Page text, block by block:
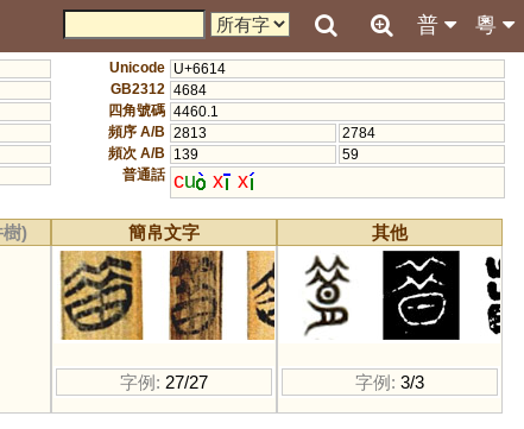
粵
普
Unicode U+6614
GB2312 4684
四角號碼 4460.1
頻序 A/B 2813
2784
頻次 A/B
139
59
普通話 cu x x
)
簡帛文字
字例: 27/27
其他
字例: 3/3